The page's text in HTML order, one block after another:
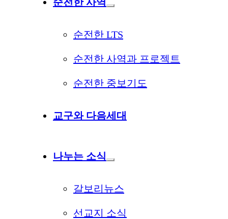
순전한 LTS
순전한 사역과 프로젝트
순전한 중보기도
교구와 다음세대
나누는 소식
갈보리뉴스
선교지 소식